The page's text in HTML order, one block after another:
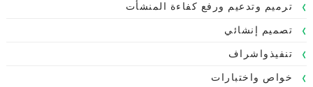
ترميم وتدعيم ورفع كفاءة المنشأت
تصميم إنشائي
تنفيذواشراف
خواص واختبارات